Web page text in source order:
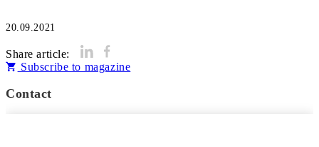
20.09.2021
Share article:
Subscribe to magazine
Contact